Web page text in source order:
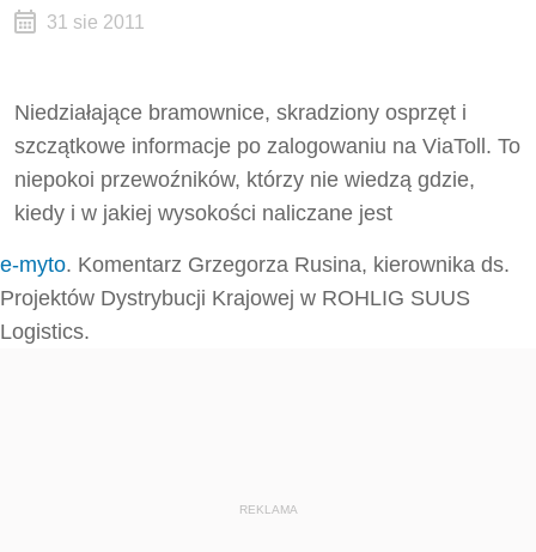
31 sie 2011
Niedziałające bramownice, skradziony osprzęt i
szczątkowe informacje po zalogowaniu na ViaToll. To
niepokoi przewoźników, którzy nie wiedzą gdzie,
kiedy i w jakiej wysokości naliczane jest
e-myto. Komentarz Grzegorza Rusina, kierownika ds.
Projektów Dystrybucji Krajowej w ROHLIG SUUS
Logistics.
REKLAMA